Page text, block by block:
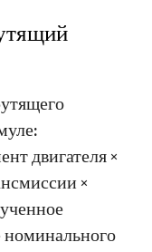
двигателя ×
×